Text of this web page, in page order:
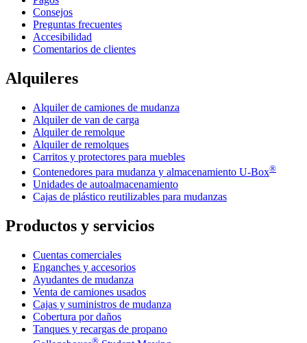
Consejos
Preguntas frecuentes
Accesibilidad
Comentarios de clientes
Alquileres
Alquiler de camiones de mudanza
Alquiler de van de carga
Alquiler de remolque
Alquiler de remolques
Carritos y protectores para muebles
Contenedores para mudanza y almacenamiento U-Box®
Unidades de autoalmacenamiento
Cajas de plástico reutilizables para mudanzas
Productos y servicios
Cuentas comerciales
Enganches y accesorios
Ayudantes de mudanza
Venta de camiones usados
Cajas y suministros de mudanza
Cobertura por daños
Tanques y recargas de propano
®